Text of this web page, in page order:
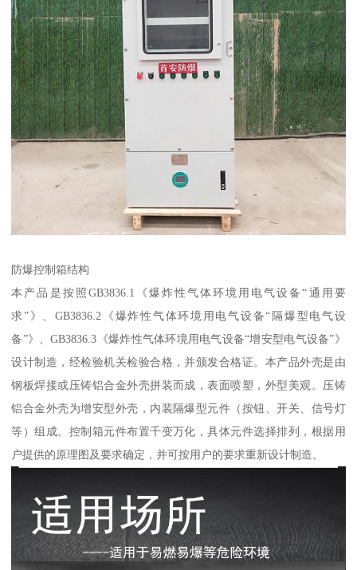
防爆控制箱结构
本产品是按照GB3836.1《爆炸性气体环境用电气设备“通用要
求”》、GB3836.2《爆炸性气体环境用电气设备“隔爆型电气设
备”》、GB3836.3《爆炸性气体环境用电气设备“增安型电气设备”》
设计制造，经检验机关检验合格，并颁发合格证。本产品外壳是由
钢板焊接或压铸铝合金外壳拼装而成，表面喷塑，外型美观。压铸
铝合金外壳为增安型外壳，内装隔爆型元件（按钮、开关、信号灯
等）组成。控制箱元件布置千变万化，具体元件选择排列，根据用
户提供的原理图及要求确定，并可按用户的要求重新设计制造。